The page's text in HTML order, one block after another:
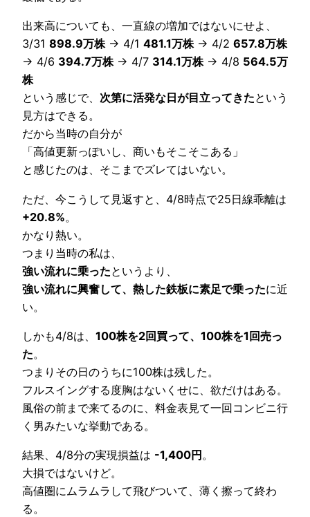
出来高についても、一直線の増加ではないにせよ、
3/31 898.9万株→ 4/1 481.1万株→ 4/2 657.8万株
→ 4/6 394.7万株→ 4/7 314.1万株→ 4/8 564.5万
株
という感じで、 次第に活発な日が目立ってきたという
見方はできる。
だから当時の自分が
「高値更新っぽいし、商いもそこそこある」
と感じたのは、そこまでズレてはいない。
ただ、今こうして見返すと、4/8時点で25日線乖離は
+20.8%。
かなり熱い。
つまり当時の私は、
強い流れに乗ったというより、
強い流れに興奮して、熱した鉄板に素足で乗ったに近
い。
しかも4/8は、 100株を2回買って、100株を1回売っ
た。
つまりその日のうちに100株は残した。
フルスイングする度胸はないくせに、欲だけはある。
風俗の前まで来てるのに、料金表見て一回コンビニ行
く男みたいな挙動である。
結果、4/8分の実現損益は -1,400円 。
大損ではないけど。
高値圏にムラムラして飛びついて、薄く擦って終わ
る。